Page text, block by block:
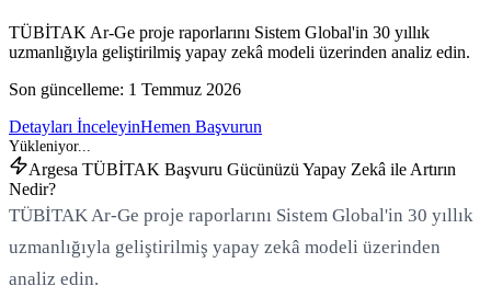
TÜBİTAK Ar-Ge proje raporlarını Sistem Global'in 30 yıllık
uzmanlığıyla geliştirilmiş yapay zekâ modeli üzerinden analiz edin.
Son güncelleme: 1 Temmuz 2026
Detayları İnceleyinHemen Başvurun
Argesa TÜBİTAK Başvuru Gücünüzü Yapay Zekâ ile Artırın
Nedir?
TÜBİTAK Ar-Ge proje raporlarını Sistem Global'in 30 yıllık
uzmanlığıyla geliştirilmiş yapay zekâ modeli üzerinden
analiz edin.